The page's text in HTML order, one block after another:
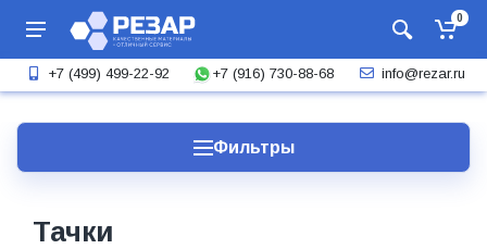
0
+7 (499) 499-22-92 +7 (916) 730-88-68 info@rezar.ru
Фильтры
Тачки